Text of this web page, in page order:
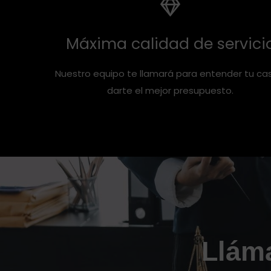
Máxima calidad de
Nuestro equipo te llamará para entender tu
darte el mejor presupuesto.